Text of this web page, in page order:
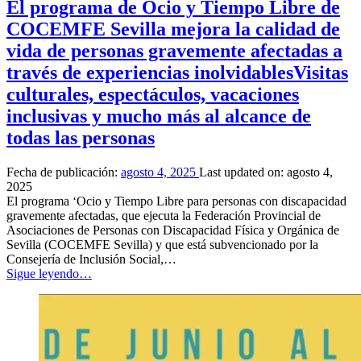
El programa de Ocio y Tiempo Libre de
COCEMFE Sevilla mejora la calidad de
vida de personas gravemente afectadas a
través de experiencias inolvidablesVisitas
culturales, espectáculos, vacaciones
inclusivas y mucho más al alcance de
todas las personas
Fecha de publicación: agosto 4, 2025 Last updated on: agosto 4,
2025
El programa ‘Ocio y Tiempo Libre para personas con discapacidad
gravemente afectadas, que ejecuta la Federación Provincial de
Asociaciones de Personas con Discapacidad Física y Orgánica de
Sevilla (COCEMFE Sevilla) y que está subvencionado por la
Consejería de Inclusión Social,…
Sigue leyendo“
y
Tiempo
…